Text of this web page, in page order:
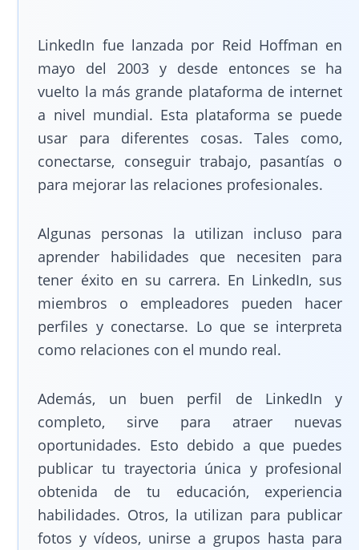
LinkedIn fue lanzada por Reid Hoffman en
mayo del 2003 y desde entonces se ha
vuelto la más grande plataforma de internet
a nivel mundial. Esta plataforma se puede
usar para diferentes cosas. Tales como,
conectarse, conseguir trabajo, pasantías o
para mejorar las relaciones profesionales.
Algunas personas la utilizan incluso para
aprender habilidades que necesiten para
tener éxito en su carrera. En LinkedIn, sus
miembros o empleadores pueden hacer
perfiles y conectarse. Lo que se interpreta
como relaciones con el mundo real.
Además, un buen perfil de LinkedIn y
completo, sirve para atraer nuevas
oportunidades. Esto debido a que puedes
publicar tu trayectoria única y profesional
obtenida de tu educación, experiencia
habilidades. Otros, la utilizan para publicar
fotos y vídeos, unirse a grupos hasta para